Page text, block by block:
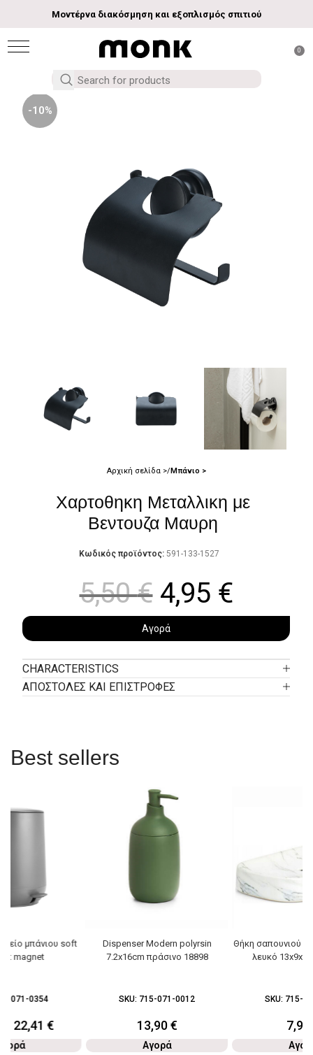
Μοντέρνα διακόσμηση και εξοπλισμός σπιτιού
0
-10%
Αρχική σελίδα Μπάνιο
Χαρτοθηκη Μεταλλικη με
Βεντουζα Μαυρη
Κωδικός προϊόντος: 591-133-1527
5,50€ 4,95 €
Αγορά
CHARACTERISTICS
ΑΠΟΣΤΟΛΕΣ ΚΑΙ ΕΠΙΣΤΡΟΦΕΣ
Best sellers
μπάνιου soft
magnet
071-0354
22,41€
Dispenser Modern polyrsin
7.2x16cm πράσινο 18898
SKU: 715-071-0012
13,90€
Αγορά
Θήκη σαπουνιού
λευκό
SKU: 715-
7,90